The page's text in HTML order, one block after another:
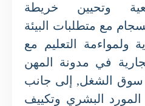
وتحيين خريطة
مع متطلبات البيئة
ولمواءمة التعليم مع
في مدونة المهن
سوق الشغل, إلى جانب
البشري وتكييف